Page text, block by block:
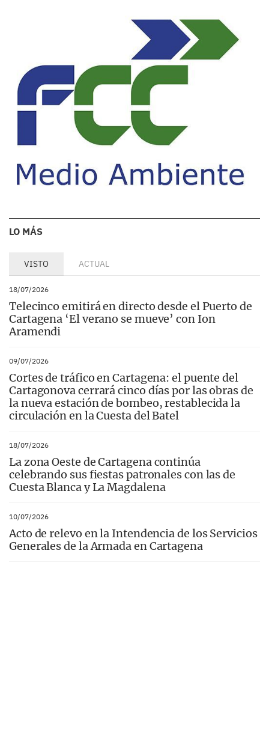
LO MÁS
VISTO ACTUAL
18/07/2026
Telecinco emitirá en directo desde el Puerto de
Cartagena ‘El verano se mueve’ con Ion
Aramendi
09/07/2026
Cortes de tráfico en Cartagena: el puente del
Cartagonova cerrará cinco días por las obras de
la nueva estación de bombeo, restablecida la
circulación en la Cuesta del Batel
18/07/2026
La zona Oeste de Cartagena continúa
celebrando sus fiestas patronales con las de
Cuesta Blanca y La Magdalena
10/07/2026
Acto de relevo en la Intendencia de los Servicios
Generales de la Armada en Cartagena